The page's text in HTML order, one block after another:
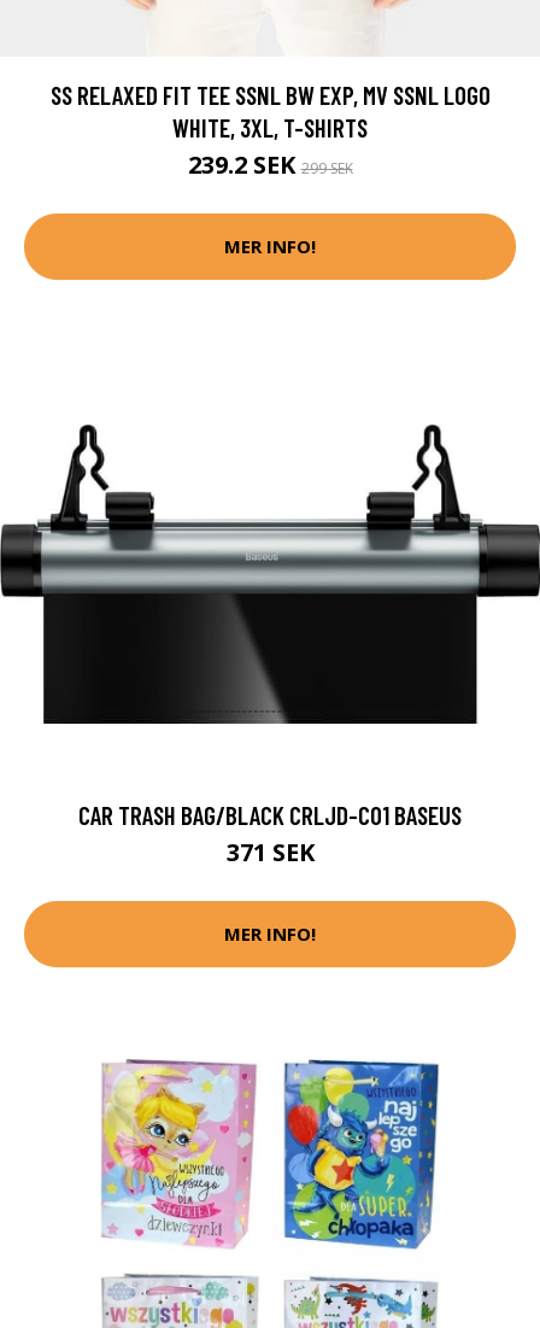
SS RELAXED FIT TEE SSNL BW EXP, MV SSNL LOGO
WHITE, 3XL, T-SHIRTS
239.2 SEK299 SEK
MER INFO!
CAR TRASH BAG/BLACK CRLJD-C01 BASEUS
371 SEK
MER INFO!